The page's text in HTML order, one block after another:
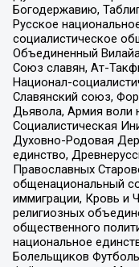
Богодержавию,
Русское
социалистическое
Объединенный
Союз славян, Ат-
Национал-
Славянский союз,
Дьявола, Армия воли
Социалистическая
Духовно-Родовая
единство,
Православных
общенациональный
иммиграции, Кровь и
религиозных
общественного
национальное
Болельщиков